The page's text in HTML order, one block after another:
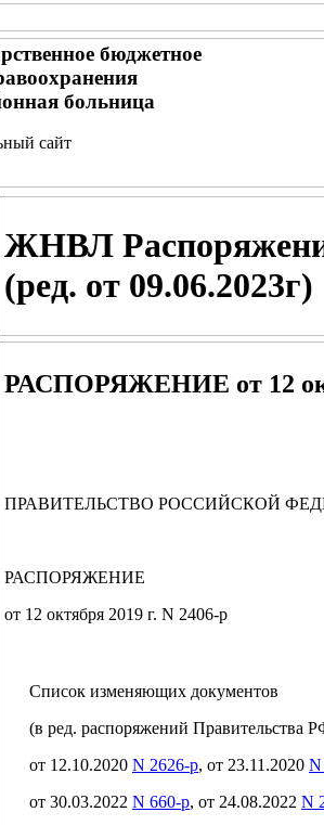
бюджетное
больница
сайт
ЖНВЛ
(ред. от 09.06.2023г)
РАСПОРЯЖЕНИЕ от 12
ПРАВИТЕЛЬСТВО РОССИЙСКОЙ
РАСПОРЯЖЕНИЕ
от 12 октября 2019 г. N 2406-р
Список изменяющих документов
(в ред. распоряжений Правительства
от 12.10.2020 N 2626-р, от 23.11.2020 N
от 30.03.2022 N 660-р, от 24.08.2022 N